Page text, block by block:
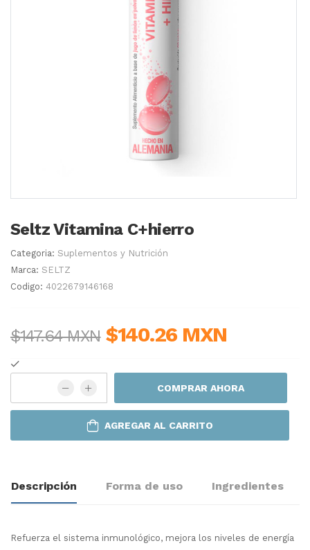
Seltz Vitamina C+hierro
Categoria: Suplementos y Nutrición
Marca: SELTZ
Codigo: 4022679146168
$147.64 MXN $140.26 MXN
COMPRAR AHORA
AGREGAR AL CARRITO
Descripción Forma de uso Ingredientes
Refuerza el sistema inmunológico, mejora los niveles de energía